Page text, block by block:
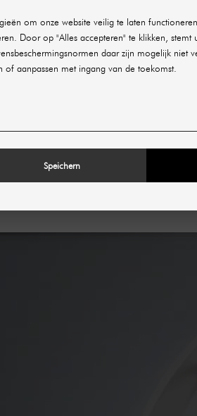
1x SHR
1x trolley
DE
om onze website veilig te laten
Door op "Alles accepteren" te klikken,
daar zijn mogelijk niet
aanpassen met ingang van de toekomst.
Speichern